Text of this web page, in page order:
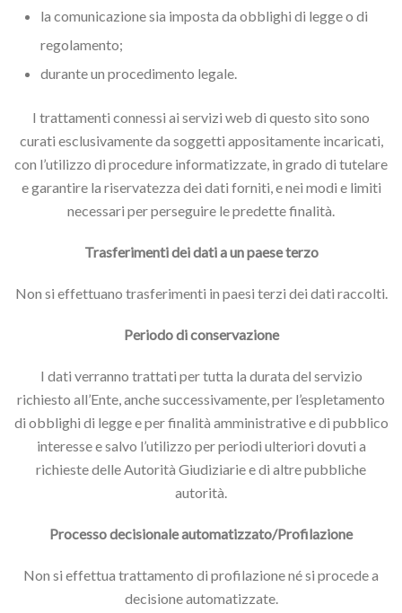
la comunicazione sia imposta da obblighi di legge o di
regolamento;
durante un procedimento legale.
I trattamenti connessi ai servizi web di questo sito sono
curati esclusivamente da soggetti appositamente incaricati,
con l’utilizzo di procedure informatizzate, in grado di tutelare
e garantire la riservatezza dei dati forniti, e nei modi e limiti
necessari per perseguire le predette finalità.
Trasferimenti dei dati a un paese terzo
Non si effettuano trasferimenti in paesi terzi dei dati raccolti.
Periodo di conservazione
I dati verranno trattati per tutta la durata del servizio
richiesto all’Ente, anche successivamente, per l’espletamento
di obblighi di legge e per finalità amministrative e di pubblico
interesse e salvo l’utilizzo per periodi ulteriori dovuti a
richieste delle Autorità Giudiziarie e di altre pubbliche
autorità.
Processo decisionale automatizzato/Profilazione
Non si effettua trattamento di profilazione né si procede a
decisione automatizzate.